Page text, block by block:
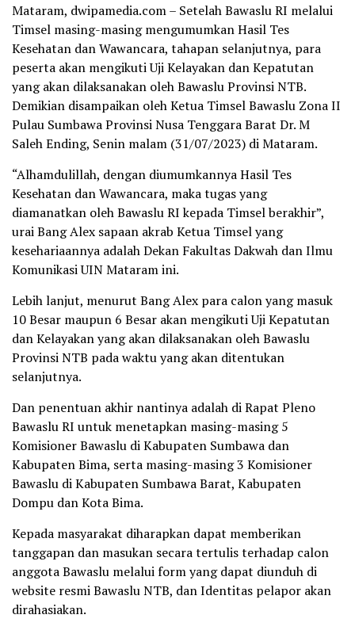
Mataram, dwipamedia.com – Setelah Bawaslu RI melalui
Timsel masing-masing mengumumkan Hasil Tes
Kesehatan dan Wawancara, tahapan selanjutnya, para
peserta akan mengikuti Uji Kelayakan dan Kepatutan
yang akan dilaksanakan oleh Bawaslu Provinsi NTB.
Demikian disampaikan oleh Ketua Timsel Bawaslu Zona II
Pulau Sumbawa Provinsi Nusa Tenggara Barat Dr. M
Saleh Ending, Senin malam (31/07/2023) di Mataram.
“Alhamdulillah, dengan diumumkannya Hasil Tes
Kesehatan dan Wawancara, maka tugas yang
diamanatkan oleh Bawaslu RI kepada Timsel berakhir”,
urai Bang Alex sapaan akrab Ketua Timsel yang
kesehariaannya adalah Dekan Fakultas Dakwah dan Ilmu
Komunikasi UIN Mataram ini.
Lebih lanjut, menurut Bang Alex para calon yang masuk
10 Besar maupun 6 Besar akan mengikuti Uji Kepatutan
dan Kelayakan yang akan dilaksanakan oleh Bawaslu
Provinsi NTB pada waktu yang akan ditentukan
selanjutnya.
Dan penentuan akhir nantinya adalah di Rapat Pleno
Bawaslu RI untuk menetapkan masing-masing 5
Komisioner Bawaslu di Kabupaten Sumbawa dan
Kabupaten Bima, serta masing-masing 3 Komisioner
Bawaslu di Kabupaten Sumbawa Barat, Kabupaten
Dompu dan Kota Bima.
Kepada masyarakat diharapkan dapat memberikan
tanggapan dan masukan secara tertulis terhadap calon
anggota Bawaslu melalui form yang dapat diunduh di
website resmi Bawaslu NTB, dan Identitas pelapor akan
dirahasiakan.